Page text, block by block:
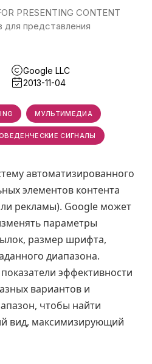
PRESENTING CONTENT
представления
Google LLC
2013-11-04
МУЛЬТИМЕДИА
СИГНАЛЫ
автоматизированного
элементов контента
рекламы). Google может
параметры
размер шрифта,
диапазона.
эффективности
вариантов и
чтобы найти
вид, максимизирующий